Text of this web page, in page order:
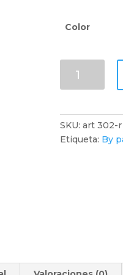
Color
acordonados.
cantidad
SKU:art 302-r
Etiqueta: By